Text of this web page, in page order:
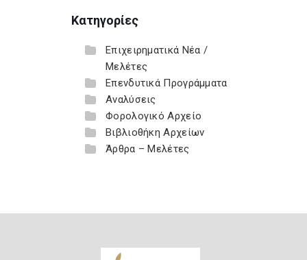
Κατηγορίες
Επιχειρηματικά Νέα /
Μελέτες
Επενδυτικά Προγράμματα
Αναλύσεις
Φορολογικό Αρχείο
Βιβλιοθήκη Αρχείων
Άρθρα – Μελέτες